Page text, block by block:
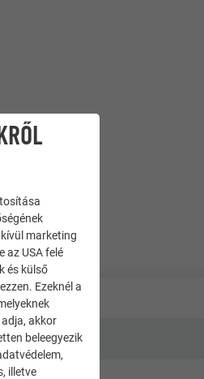
marketing
az USA felé
és külső
Ezeknél a
akkor
beleegyezik
illetve